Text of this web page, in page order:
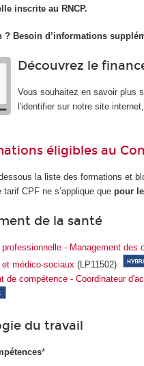
inscrite au RNCP.
? Besoin d’informations
Découvrez le
Vous souhaitez en savoir plus
l'identifier sur notre site
éligibles au
la liste des formations et
tarif CPF ne s’applique quepour
de la santé
professionnelle - Management
médico-sociaux(LP11502)
de compétence - Coordinateur
du travail
*